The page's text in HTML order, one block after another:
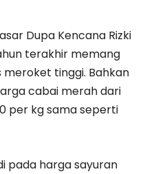
Dupa Kencana Rizki
terakhir memang
tinggi. Bahkan
cabai merah dari
per kg sama seperti
pada harga sayuran